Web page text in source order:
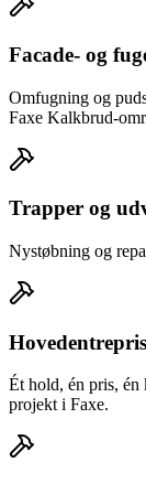
Facade- og
Omfugning og
Faxe Kalkbrud-
Trapper og
Nystøbning og
Ét hold, én pris,
projekt i Faxe.